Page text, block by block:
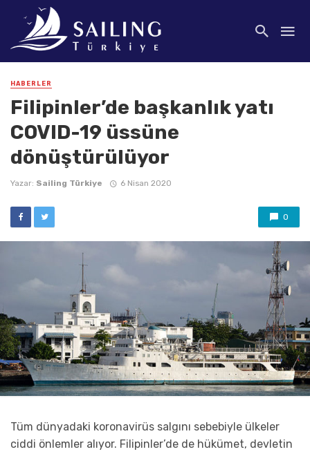
HABERLER
Filipinler’de başkanlık yatı
COVID-19 üssüne
dönüştürülüyor
Yazar: Sailing Türkiye 6 Nisan 2020
0
Tüm dünyadaki koronavirüs salgını sebebiyle ülkeler
ciddi önlemler alıyor. Filipinler’de de hükümet, devletin